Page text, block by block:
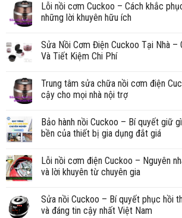
Lỗi nồi cơm Cuckoo – Cách khắc
những lời khuyên hữu ích
Sửa Nồi Cơm Điện Cuckoo Tại Nhà –
Và Tiết Kiệm Chi Phí
Trung tâm sửa chữa nồi cơm điện
cậy cho mọi nhà nội trợ
Bảo hành nồi Cuckoo – Bí quyết giữ
bền của thiết bị gia dụng đắt giá
Lỗi nồi cơm điện Cuckoo – Nguyên
và lời khuyên từ chuyên gia
Sửa nồi Cuckoo – Bí quyết phục hồi
và đáng tin cậy nhất Việt Nam